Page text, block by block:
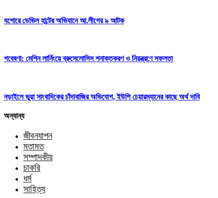
যশোরে ডেভিল হান্টের অভিযানে আ.লীগের ৯ আটক
গবেষণা: মেশিন লার্নিংয়ে ব্রুসেলোসিস শনাক্তকরণ ও নিয়ন্ত্রণে সফলতা
নড়াইলে ভুয়া সাংবাদিকের চাঁদাবাজির অভিযোগ, ইউপি চেয়ারম্যানের কাছে অর্থ দাবি
অন্যান্য
জীবনযাপন
মতামত
সম্পাদকীয়
চাকরি
ধর্ম
সাহিত্য